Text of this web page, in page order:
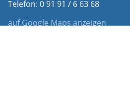
Telefon: 0 91 91 / 6 63 68
auf Google Maps anzeigen